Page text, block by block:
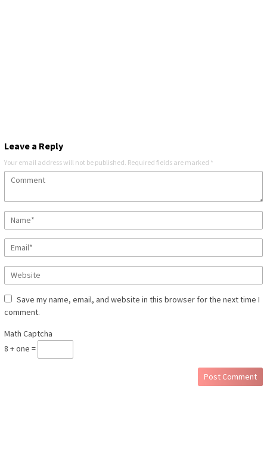
Leave a Reply
Your email address will not be published. Required fields are marked *
Save my name, email, and website in this browser for the next time I
comment.
Math Captcha
8 + one =